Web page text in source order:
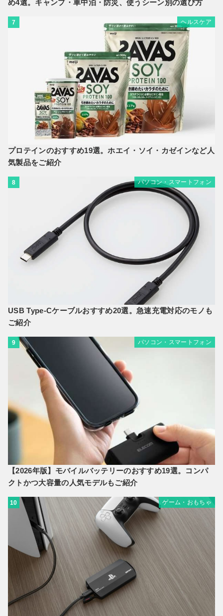
め4選。キャンプ・車中泊・防災、使うシーン別の選び方
7 ヘルスケア
プロテインのおすすめ19選。ホエイ・ソイ・カゼインなど人
気製品をご紹介
8 パソコン・スマートフォン
USB Type-Cケーブルおすすめ20選。急速充電対応のモノも
ご紹介
9 パソコン・スマートフォン
【2026年版】モバイルバッテリーのおすすめ19選。コンパ
クトかつ大容量の人気モデルもご紹介
10 ゲーム・おもちゃ